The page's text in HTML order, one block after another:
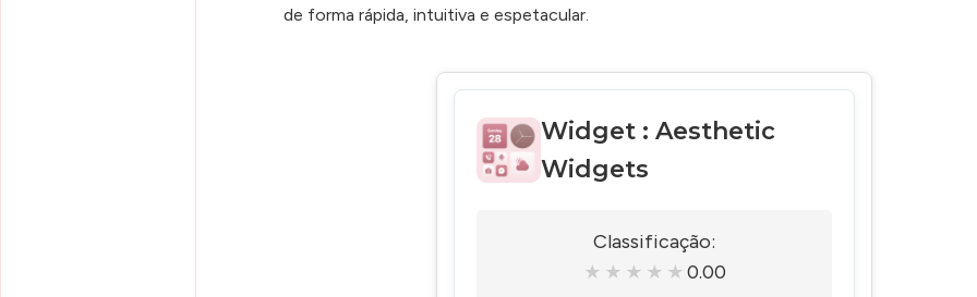
de forma rápida, intuitiva e espetacular.
Widget : Aesthetic
Widgets
Classificação:
★ ★ ★ ★ ★ 0.00